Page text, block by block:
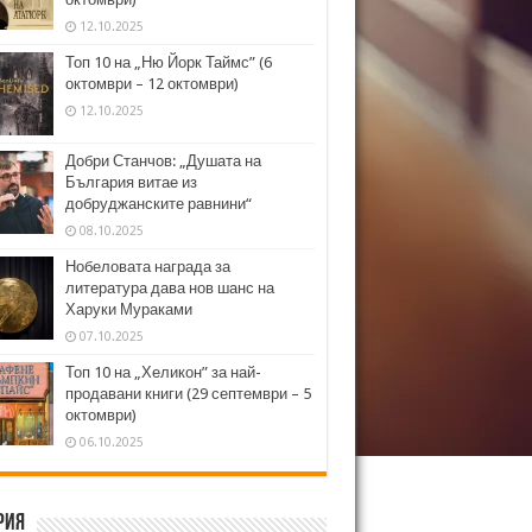
12.10.2025
Топ 10 на „Ню Йорк Таймс” (6
октомври – 12 октомври)
12.10.2025
Добри Станчов: „Душата на
България витае из
добруджанските равнини“
08.10.2025
Нобеловата награда за
литература дава нов шанс на
Харуки Мураками
07.10.2025
Топ 10 на „Хеликон” за най-
продавани книги (29 септември – 5
октомври)
06.10.2025